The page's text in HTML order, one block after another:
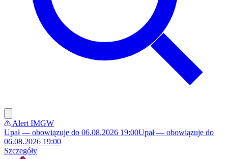
Alert IMGW
Upał — obowiązuje do 06.08.2026 19:00Upał — obowiązuje do
06.08.2026 19:00
Szczegóły